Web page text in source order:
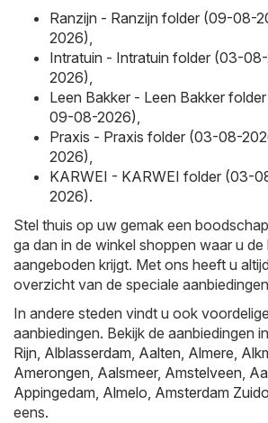
Ranzijn - Ranzijn folder (09-08-
2026),
Intratuin - Intratuin folder (03-
2026),
Leen Bakker - Leen Bakker
09-08-2026),
Praxis - Praxis folder (03-08-
2026),
KARWEI - KARWEI folder (03-
2026).
Stel thuis op uw gemak een
ga dan in de winkel shoppen waar u de
aangeboden krijgt. Met ons heeft u
overzicht van de speciale
In andere steden vindt u ook
aanbiedingen. Bekijk de aanbiedingen in
Rijn, Alblasserdam, Aalten, Almere,
Amerongen, Aalsmeer, Amstelveen,
Appingedam, Almelo, Amsterdam
eens.